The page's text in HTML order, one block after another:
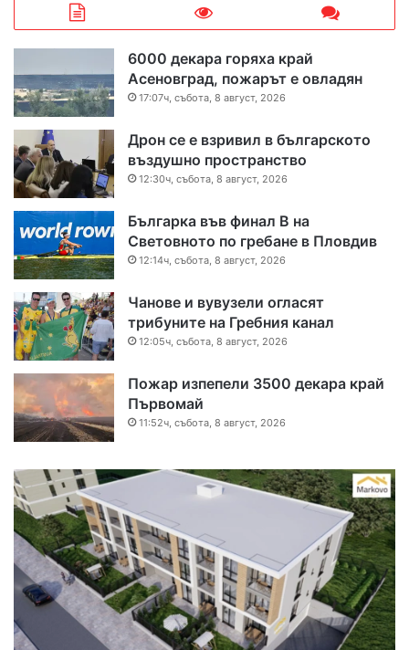
6000 декара горяха край
Асеновград, пожарът е овладян
17:07ч, събота, 8 август, 2026
Дрон се е взривил в българското
въздушно пространство
12:30ч, събота, 8 август, 2026
Българка във финал B на
Световното по гребане в Пловдив
12:14ч, събота, 8 август, 2026
Чанове и вувузели огласят
трибуните на Гребния канал
12:05ч, събота, 8 август, 2026
Пожар изпепели 3500 декара край
Първомай
11:52ч, събота, 8 август, 2026